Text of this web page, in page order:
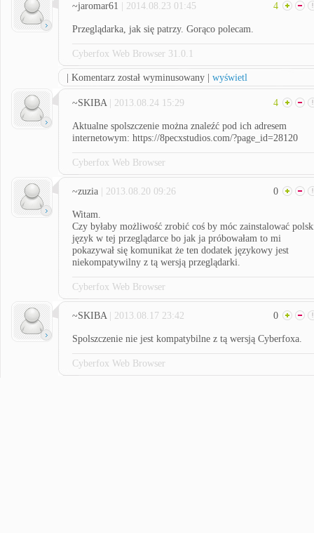
~jaromar61 | 2014.08.23 01:45 4
Przeglądarka, jak się patrzy. Gorąco polecam.
Cyberfox Web Browser 31.0.1
| Komentarz został wyminusowany | wyświetl
~SKIBA | 2013.08.24 15:29 4
Aktualne spolszczenie można znaleźć pod ich adresem
internetowym: https://8pecxstudios.com/?page_id=28120
Cyberfox Web Browser
~zuzia | 2013.08.20 09:26 0
Witam.
Czy byłaby możliwość zrobić coś by móc zainstalować
język w tej przeglądarce bo jak ja próbowałam to mi
pokazywał się komunikat że ten dodatek językowy jest
niekompatywilny z tą wersją przeglądarki.
Cyberfox Web Browser
~SKIBA | 2013.08.17 23:42 0
Spolszczenie nie jest kompatybilne z tą wersją Cyberfoxa.
Cyberfox Web Browser